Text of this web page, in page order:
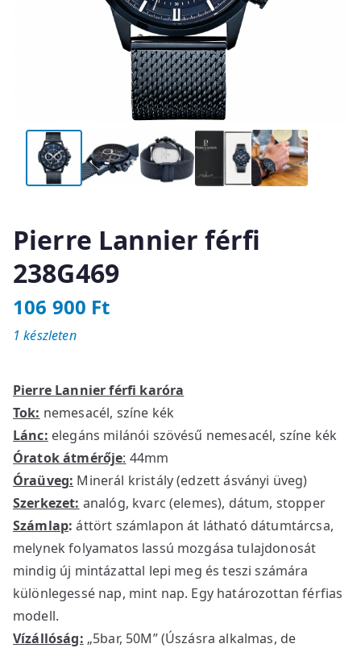
Pierre Lannier férfi
238G469
106 900 Ft
Pierre Lannier férfi karóra
Tok: nemesacél, színe kék
Lánc: elegáns milánói szövésű nemesacél, színe kék
Óratok átmérője: 44mm
Óraüveg: Minerál kristály (edzett ásványi üveg)
Szerkezet: analóg, kvarc (elemes), dátum, stopper
Számlap: áttört számlapon át látható dátumtárcsa,
melynek folyamatos lassú mozgása tulajdonosát
mindig új mintázattal lepi meg és teszi számára
különlegessé nap, mint nap. Egy határozottan férfias
modell.
Vízállóság: „5bar, 50M” (Úszásra alkalmas, de
1 készleten